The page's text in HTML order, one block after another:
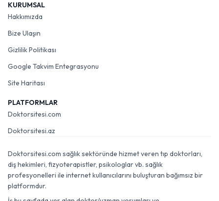
KURUMSAL
Hakkımızda
Bize Ulaşın
Gizlilik Politikası
Google Takvim Entegrasyonu
Site Haritası
PLATFORMLAR
Doktorsitesi.com
Doktorsitesi.az
Doktorsitesi.com sağlık sektöründe hizmet veren tıp doktorları,
diş hekimleri, fizyoterapistler, psikologlar vb. sağlık
profesyonelleri ile internet kullanıcılarını buluşturan bağımsız bir
platformdur.